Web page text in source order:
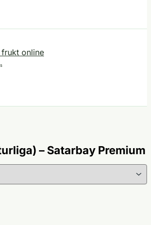
online
– Satarbay Premium